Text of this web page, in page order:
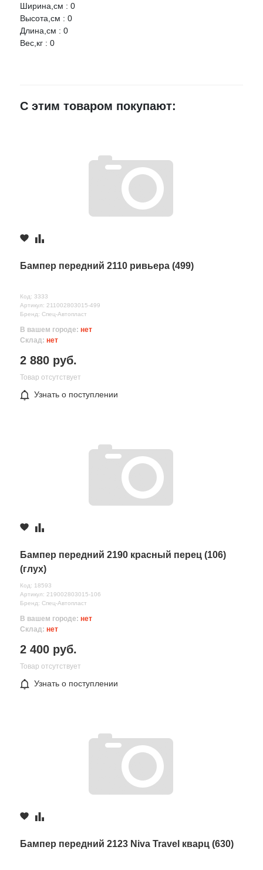
Ширина,см : 0
Высота,см : 0
Длина,см : 0
Вес,кг : 0
Ваше имя
Все поля формы обязательны
Отправляя форму вы соглашаетесь на
С этим товаром покупают:
Бампер передний 2110 ривьера (499)
Код: 3333
Артикул: 211002803015-499
Бренд: Спец-Автопласт
В вашем городе: нет
Склад: нет
2 880 руб.
Товар отсутствует
Узнать о поступлении
Бампер передний 2190 красный перец (106)
(глух)
Код: 18593
Артикул: 219002803015-106
Бренд: Спец-Автопласт
В вашем городе: нет
Склад: нет
2 400 руб.
Товар отсутствует
Узнать о поступлении
Бампер передний 2123 Niva Travel кварц (630)